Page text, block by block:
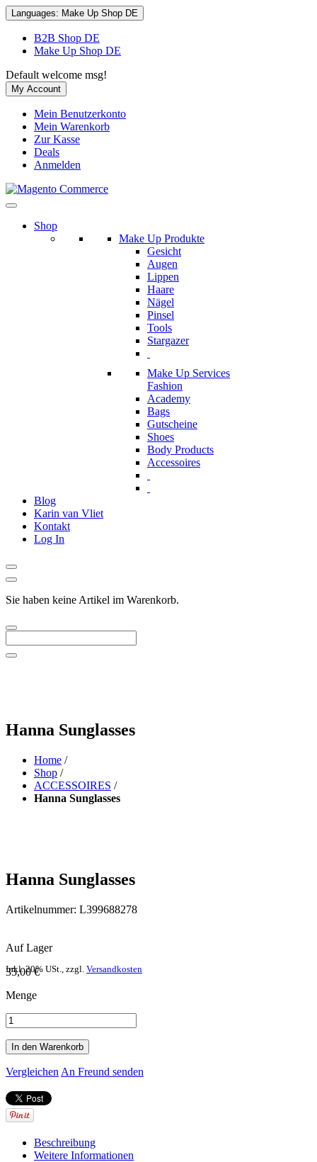
Languages: Make Up Shop DE
B2B Shop DE
Make Up Shop DE
Default welcome msg!
My Account
Mein Benutzerkonto
Mein Warenkorb
Zur Kasse
Deals
Anmelden
Shop
Make Up Produkte
Gesicht
Augen
Lippen
Haare
Nägel
Pinsel
Tools
Stargazer
Make Up Services
Fashion
Academy
Bags
Gutscheine
Shoes
Body Products
Accessoires
Blog
Karin van Vliet
Kontakt
Log In
Sie haben keine Artikel im Warenkorb.
Hanna Sunglasses
Home /
Shop /
ACCESSOIRES /
Hanna Sunglasses
Hanna Sunglasses
Artikelnummer: L399688278
Auf Lager
35,00 €
Inkl. 20% USt. zzgl. Versandkosten
Menge
In den Warenkorb
Vergleichen An Freund senden
Beschreibung
Weitere Informationen